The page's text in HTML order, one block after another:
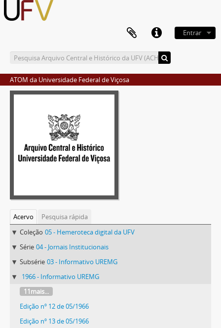
Entrar
ATOM da Universidade Federal de Viçosa
Acervo
Pesquisa rápida
Coleção 05 - Hemeroteca digital da UFV
Série 04 - Jornais Institucionais
Subsérie 03 - Informativo UREMG
1966 - Informativo UREMG
11mais...
Edição nº 12 de 05/1966
Edição nº 13 de 05/1966